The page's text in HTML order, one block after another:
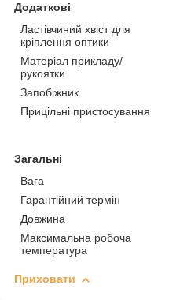
Додаткові
Ластівчиний хвіст для
кріплення оптики
Матеріал прикладу/
рукоятки
Запобіжник
Прицільні пристосування
Загальні
Вага
Гарантійний термін
Довжина
Максимальна робоча
температура
Приховати